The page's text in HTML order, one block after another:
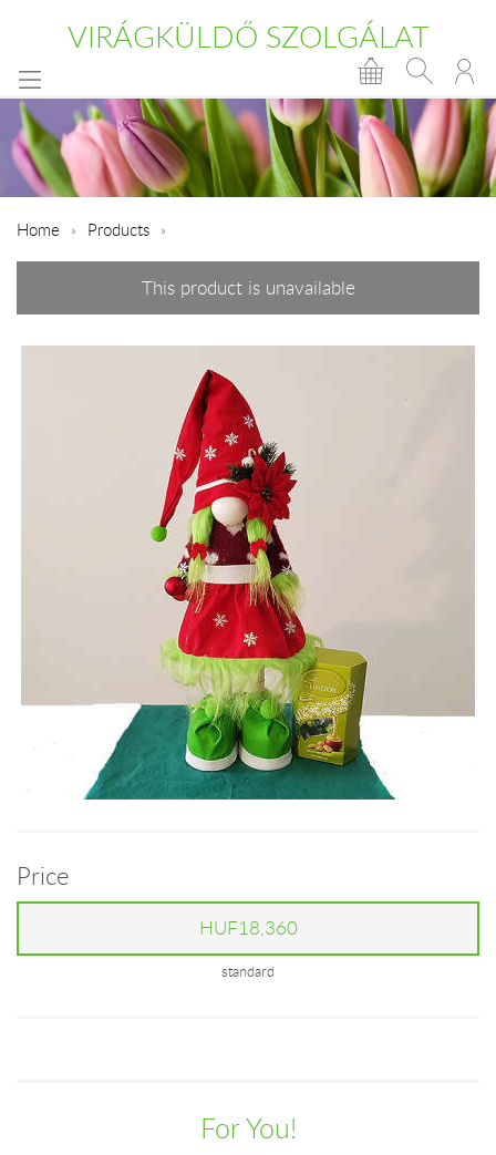
VIRÁGKÜLDŐ SZOLGÁLAT
Home Products
This product is unavailable
Price
HUF18,360
standard
For You!